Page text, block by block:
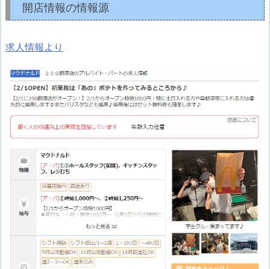
開店情報の情報源
求人情報より